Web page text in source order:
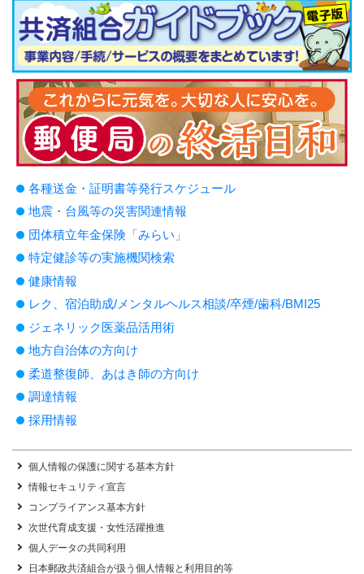
各種送金・証明書等発行スケジュール
地震・台風等の災害関連情報
団体積立年金保険「みらい」
特定健診等の実施機関検索
健康情報
レク、宿泊助成/メンタルヘルス相談/卒煙/歯科/BMI25
ジェネリック医薬品活用術
地方自治体の方向け
柔道整復師、あはき師の方向け
調達情報
採用情報
個人情報の保護に関する基本方針
情報セキュリティ宣言
コンプライアンス基本方針
次世代育成支援・女性活躍推進
個人データの共同利用
日本郵政共済組合が扱う個人情報と利用目的等